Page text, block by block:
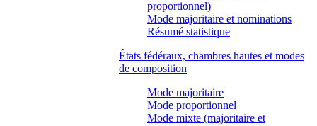
proportionnel)
Mode majoritaire et nominations
Résumé statistique
États fédéraux, chambres hautes et modes
de composition
Mode majoritaire
Mode proportionnel
Mode mixte (majoritaire et